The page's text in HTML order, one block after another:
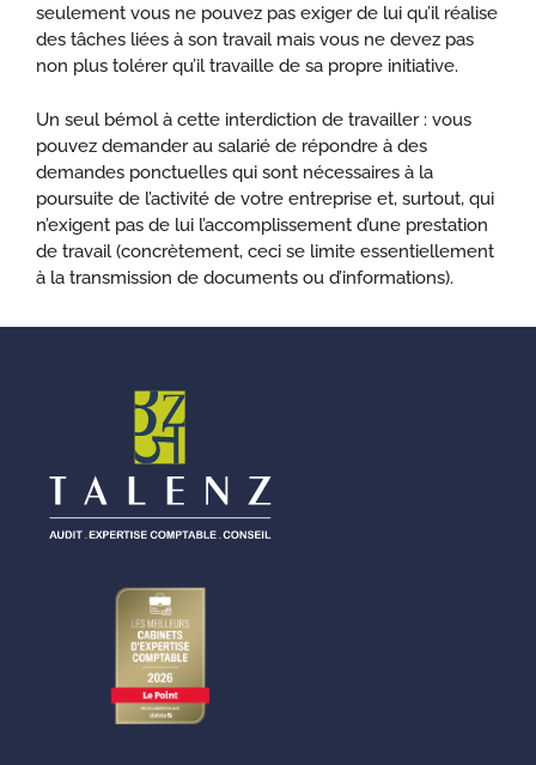
seulement vous ne pouvez pas exiger de lui qu’il réalise
des tâches liées à son travail mais vous ne devez pas
non plus tolérer qu’il travaille de sa propre initiative.
Un seul bémol à cette interdiction de travailler : vous
pouvez demander au salarié de répondre à des
demandes ponctuelles qui sont nécessaires à la
poursuite de l’activité de votre entreprise et, surtout, qui
n’exigent pas de lui l’accomplissement d’une prestation
de travail (concrètement, ceci se limite essentiellement
à la transmission de documents ou d’informations).